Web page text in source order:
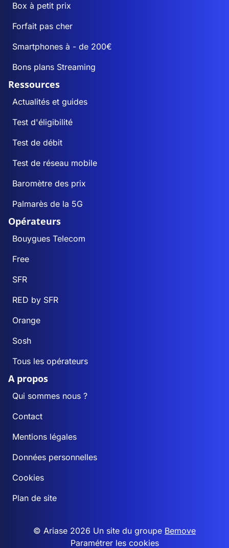
Box à petit prix
Forfait pas cher
Smartphones à - de 200€
Bons plans Streaming
Ressources
Actualités et guides
Test d'éligibilité
Test de débit
Test de réseau mobile
Baromètre des prix
Palmarès de la 5G
Opérateurs
Bouygues Telecom
Free
SFR
RED by SFR
Orange
Sosh
Tous les opérateurs
A propos
Qui sommes nous ?
Contact
Mentions légales
Données personnelles
Cookies
Plan de site
© Ariase 2026 Un site du groupe Bemove
Paramétrer les cookies